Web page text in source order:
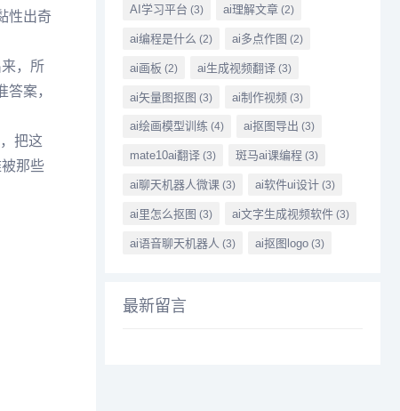
性出奇
，所
案，
把这
那些
AI学习平台 (3) ai理解文章(2)
ai编程是什么 (2) ai多点作图 (2)
ai画板 (2) ai生成视频翻译(3)
ai矢量图抠图 (3) ai制作视频(3)
ai绘画模型训练 (4) ai抠图导出 (3)
mate10ai翻译(3) 斑马ai课编程(3)
ai聊天机器人微课(3) ai软件ui设计(3)
ai里怎么抠图 (3) ai文字生成视频软件(3)
ai语音聊天机器人 (3) ai抠图logo(3)
最新留言